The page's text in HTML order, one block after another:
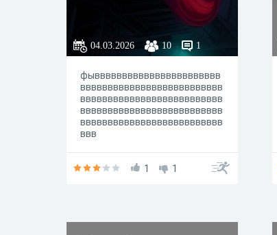
04.03.2026 10 1
фыввввввввввввввввввввввв
вввввввввввввввввввввввввв
вввввввввввввввввввввввввв
вввввввввввввввввввввввввв
вввввввввввввввввввввввввв
ввв
1 1